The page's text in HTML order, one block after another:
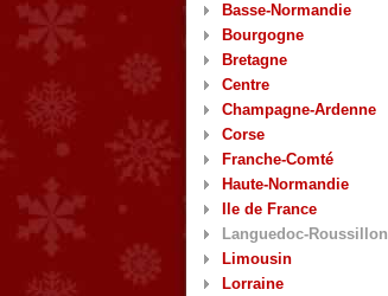
Basse-Normandie
Bourgogne
Bretagne
Centre
Champagne-Ardenne
Corse
Franche-Comté
Haute-Normandie
Ile de France
Languedoc-Roussillon
Limousin
Lorraine